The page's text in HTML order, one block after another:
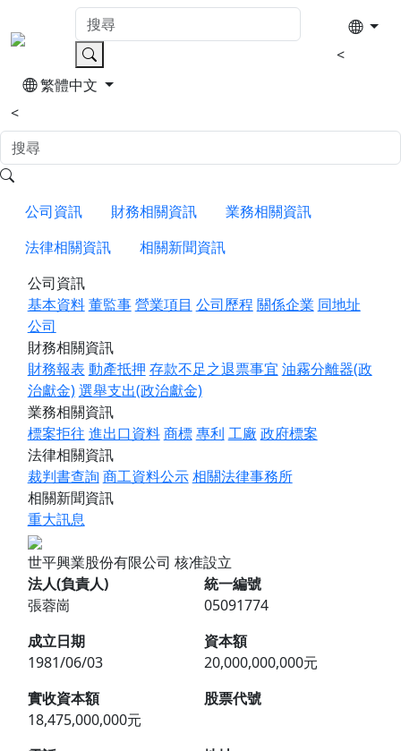
<
繁體中文
<
公司資訊 財務相關資訊
業務相關資訊
法律相關資訊
相關新聞資訊
公司資訊
基本資料董監事營業項目 公司歷程 關係企業 同地址
公司
財務相關資訊
財務報表 動產抵押 存款不足之退票事宜 油霧分離器(政
治獻金)選舉支出(政治獻金)
業務相關資訊
標案拒往 進出口資料商標專利 工廠 政府標案
法律相關資訊
裁判書查詢 商工資料公示相關法律事務所
相關新聞資訊
重大訊息
世平興業股份有限公司 核准設立
法人(負責人)
張蓉崗
統一編號
05091774
成立日期
1981/06/03
資本額
20,000,000,000元
實收資本額
18,475,000,000元
股票代號